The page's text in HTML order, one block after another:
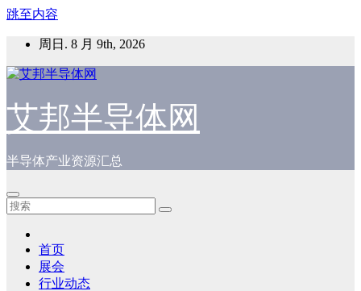
跳至内容
周日. 8 月 9th, 2026
艾邦半导体网
半导体产业资源汇总
首页
展会
行业动态